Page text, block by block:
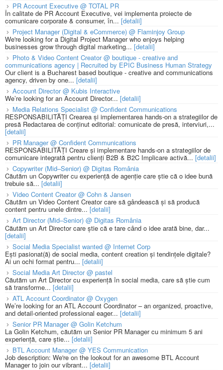
PR Account Executive @ TOTAL PR
În calitate de PR Account Executive, vei implementa proiecte de
comunicare corporate & consumer, în... [detalii]
Project Manager (Digital & eCommerce) @ Flaminjoy Group
We're looking for a Digital Project Manager who enjoys helping
businesses grow through digital marketing... [detalii]
Photo & Video Content Creator @ boutique - creative and
communications agency | Recruited by EPIC Business Human Strategy
Our client is a Bucharest based boutique - creative and communications
agency, driven by one... [detalii]
Account Director @ Kubis Interactive
We’re looking for an Account Director... [detalii]
Media Relations Specialist @ Confident Communications
RESPONSABILITĂȚI Crearea și implementarea hands-on a strategiilor de
presă Redactarea de conținut editorial: comunicate de presă, interviuri,...
[detalii]
PR Manager @ Confident Communications
RESPONSABILITĂȚI Creare și implementare hands-on a strategiilor de
comunicare integrată pentru clienți B2B & B2C Implicare activă... [detalii]
Copywriter (Mid–Senior) @ Digitas România
Căutăm un Copywriter cu experiență de agenție care știe că o idee bună
trebuie să... [detalii]
Video Content Creator @ Cohn & Jansen
Căutăm un Video Content Creator care să gândească și să producă
content pentru unele dintre... [detalii]
Art Director (Mid–Senior) @ Digitas România
Căutăm un Art Director care știe că e tare când o idee arată bine, dar...
[detalii]
Social Media Specialist wanted @ Internet Corp
Ești pasionat(ă) de social media, content creation și tendințele digitale?
Ai un ochi format pentru... [detalii]
Social Media Art Director @ pastel
Căutăm un Art Director cu experiență în social media, care să știe cum
să transforme... [detalii]
ATL Account Coordinator @ Oxygen
We’re looking for an ATL Account Coordinator – an organized, proactive,
and detail-oriented professional eager... [detalii]
Senior PR Manager @ Golin Ketchum
La Golin Ketchum, căutăm un Senior PR Manager cu minimum 5 ani
experiență, care știe... [detalii]
BTL Account Manager @ YES Communication
Job description: We're on the lookout for an awesome BTL Account
Manager to join our vibrant... [detalii]